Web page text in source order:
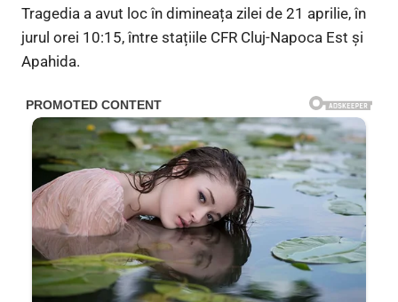
Tragedia a avut loc în dimineața zilei de 21 aprilie, în
jurul orei 10:15, între stațiile CFR Cluj-Napoca Est și
Apahida.